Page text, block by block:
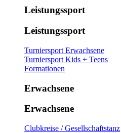
Leistungssport
Leistungssport
Turniersport Erwachsene
Turniersport Kids + Teens
Formationen
Erwachsene
Erwachsene
Clubkreise / Gesellschaftstanz